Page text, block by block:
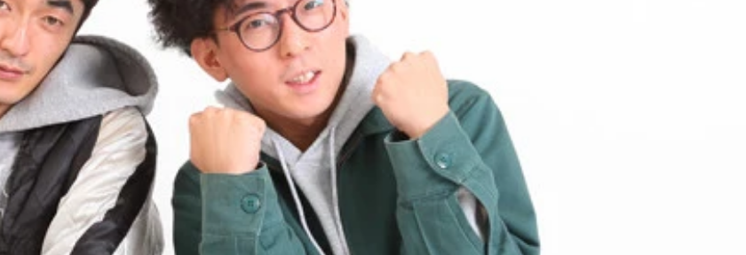
『はい、どーもー』と締めの『もうええわ』は言いたくない」と話す
３２歳／左）が２０１３年に結成。ＮＳＣ大阪３４期で同期には、さや香、蛙亭などがいる。２０１８年から３年
ｙｔｖ漫才新人賞』で優勝